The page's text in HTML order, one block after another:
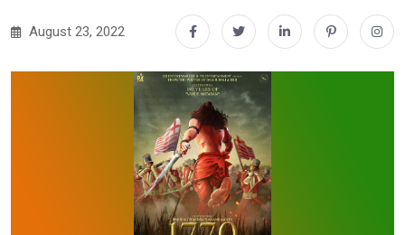
August 23, 2022